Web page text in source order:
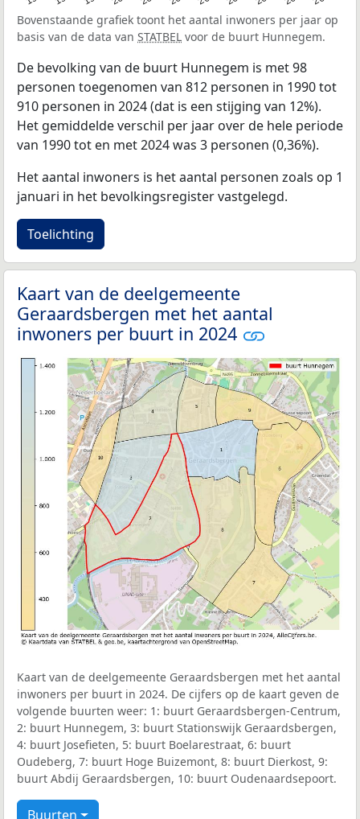
Bovenstaande grafiek toont het aantal inwoners per jaar op
basis van de data van STATBEL voor de buurt Hunnegem.
De bevolking van de buurt Hunnegem is met 98
personen toegenomen van 812 personen in 1990 tot
910 personen in 2024 (dat is een stijging van 12%).
Het gemiddelde verschil per jaar over de hele periode
van 1990 tot en met 2024 was 3 personen (0,36%).
Het aantal inwoners is het aantal personen zoals op 1
januari in het bevolkingsregister vastgelegd.
Toelichting
Kaart van de deelgemeente
Geraardsbergen met het aantal
inwoners per buurt in 2024
Kaart van de deelgemeente Geraardsbergen met het aantal
inwoners per buurt in 2024. De cijfers op de kaart geven de
volgende buurten weer: 1: buurt Geraardsbergen-Centrum,
2: buurt Hunnegem, 3: buurt Stationswijk Geraardsbergen,
4: buurt Josefieten, 5: buurt Boelarestraat, 6: buurt
Oudeberg, 7: buurt Hoge Buizemont, 8: buurt Dierkost, 9:
buurt Abdij Geraardsbergen, 10: buurt Oudenaardsepoort.
Buurten